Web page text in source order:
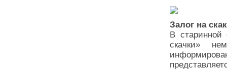
Залог на
В старинной
скачки»